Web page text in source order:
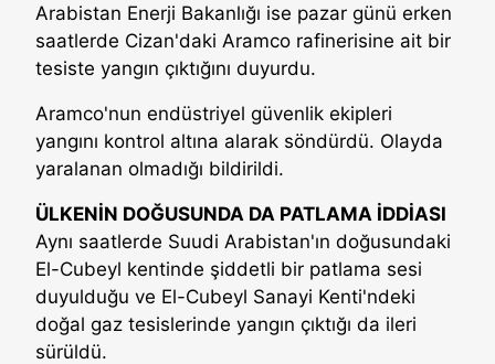
Arabistan Enerji Bakanlığı ise pazar günü erken
saatlerde Cizan'daki Aramco rafinerisine ait bir
tesiste yangın çıktığını duyurdu.
Aramco'nun endüstriyel güvenlik ekipleri
yangını kontrol altına alarak söndürdü. Olayda
yaralanan olmadığı bildirildi.
ÜLKENİN DOĞUSUNDA DA PATLAMA İDDİASI
Aynı saatlerde Suudi Arabistan'ın doğusundaki
El-Cubeyl kentinde şiddetli bir patlama sesi
duyulduğu ve El-Cubeyl Sanayi Kenti'ndeki
doğal gaz tesislerinde yangın çıktığı da ileri
sürüldü.